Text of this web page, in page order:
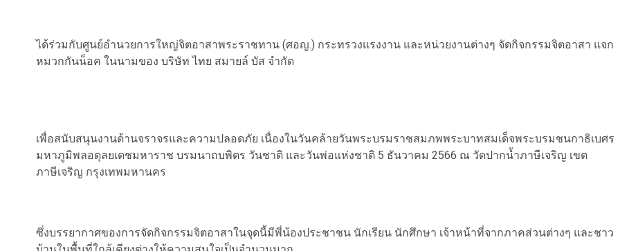
ได้ร่วมกับศูนย์อำนวยการใหญ่จิตอาสาพระราชทาน (ศอญ.) กระทรวงแรงงาน และหน่วยงานต่างๆ จัดกิจกรรมจิตอาสา แจก
หมวกกันน็อค ในนามของ บริษัท ไทย สมายล์ บัส จำกัด
เพื่อสนับสนุนงานด้านจราจรและความปลอดภัย เนื่องในวันคล้ายวันพระบรมราชสมภพพระบาทสมเด็จพระบรมชนกาธิเบศร
มหาภูมิพลอดุลยเดชมหาราช บรมนาถบพิตร วันชาติ และวันพ่อแห่งชาติ 5 ธันวาคม 2566 ณ วัดปากน้ำภาษีเจริญ เขต
ภาษีเจริญ กรุงเทพมหานคร
ซึ่งบรรยากาศของการจัดกิจกรรมจิตอาสาในจุดนี้มีพี่น้องประชาชน นักเรียน นักศึกษา เจ้าหน้าที่จากภาคส่วนต่างๆ และชาว